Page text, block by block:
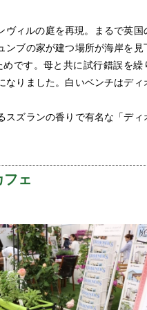
ィルの庭を再現。まるで英国
ブの家が建つ場所が海岸を見
です。母と共に試行錯誤を繰
なりました。白いベンチはディ
ズランの香りで有名な「ディ
ェ